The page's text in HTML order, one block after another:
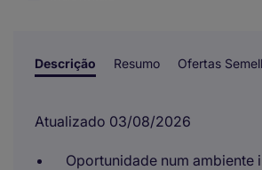
Descrição Resumo Ofertas
Atualizado 03/08/2026
Oportunidade num ambiente